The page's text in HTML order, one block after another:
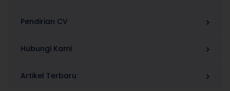
Pendirian CV
Hubungi Kami
Artikel Terbaru